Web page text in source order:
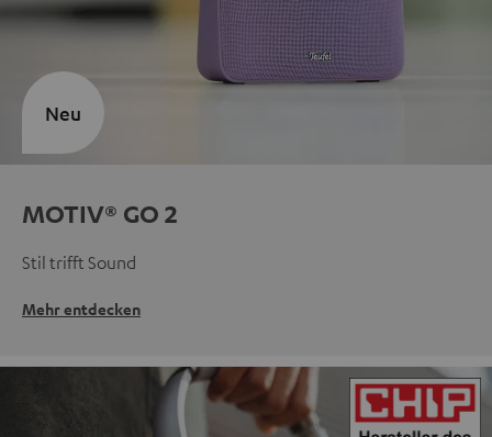
MOTIV® GO 2
Stil trifft Sound
Mehr entdecken
Neu